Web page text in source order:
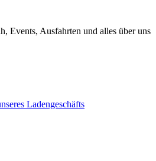
Events, Ausfahrten und alles über uns
Ladengeschäfts